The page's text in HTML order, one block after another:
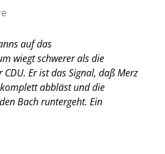
auf das
wiegt schwerer als die
Er ist das Signal, daß Merz
abbläst und die
Bach runtergeht. Ein